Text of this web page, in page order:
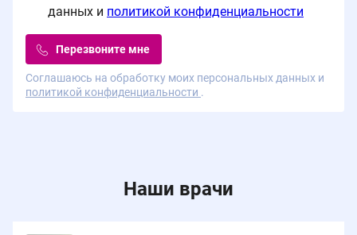
данных и политикой конфиденциальности
Перезвоните мне
Соглашаюсь на обработку моих персональных данных и
политикой конфиденциальности .
Наши врачи